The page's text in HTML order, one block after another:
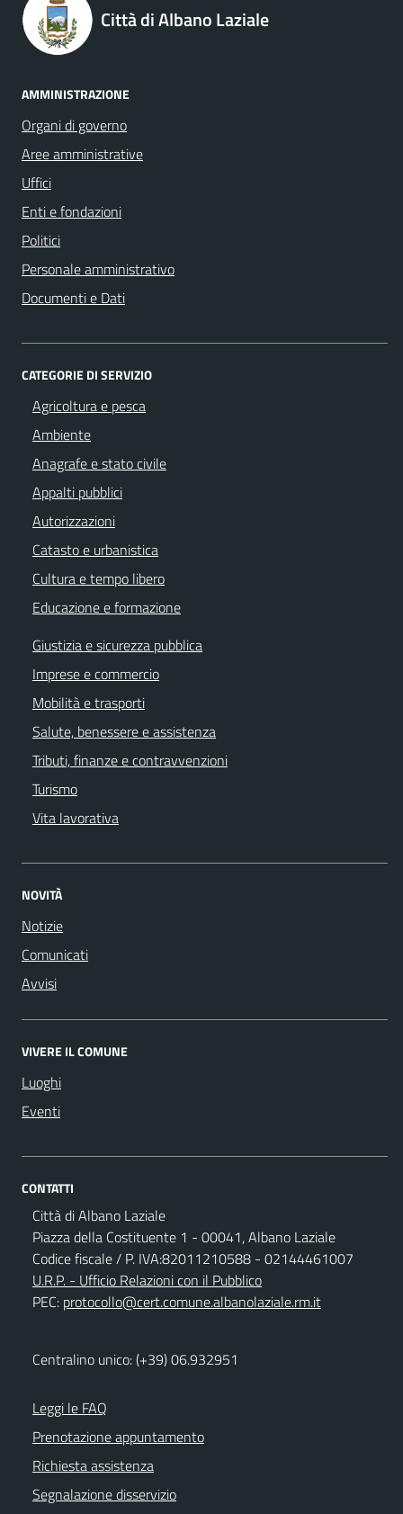
Città di Albano Laziale
AMMINISTRAZIONE
Organi di governo
Aree amministrative
Uffici
Enti e fondazioni
Politici
Personale amministrativo
Documenti e Dati
CATEGORIE DI SERVIZIO
Agricoltura e pesca
Ambiente
Anagrafe e stato civile
Appalti pubblici
Autorizzazioni
Catasto e urbanistica
Cultura e tempo libero
Educazione e formazione
Giustizia e sicurezza pubblica
Imprese e commercio
Mobilità e trasporti
Salute, benessere e assistenza
Tributi, finanze e contravvenzioni
Turismo
Vita lavorativa
NOVITÀ
Notizie
Comunicati
Avvisi
VIVERE IL COMUNE
Luoghi
Eventi
CONTATTI
Città di Albano Laziale
Piazza della Costituente 1 - 00041, Albano Laziale
Codice fiscale / P. IVA:82011210588 - 02144461007
U.R.P. - Ufficio Relazioni con il Pubblico
PEC: protocollo@cert.comune.albanolaziale.rm.it
Centralino unico: (+39) 06.932951
Leggi le FAQ
Prenotazione appuntamento
Richiesta assistenza
Segnalazione disservizio